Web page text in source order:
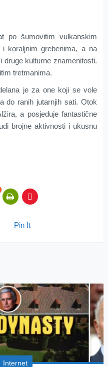
po šumovitim vulkanskim
i koraljnim grebenima, a na
druge kulturne znamenitosti.
tretmanima.
je za one koji se vole
do ranih jutarnjih sati. Otok
a posjeduje fantastične
brojne aktivnosti i ukusnu
Pin It
Internet